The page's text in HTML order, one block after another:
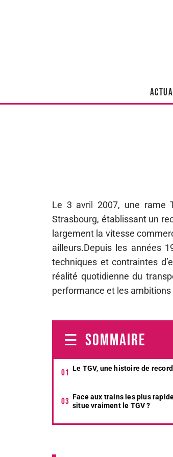
Le 3 avril 2007, une rame
Strasbourg, établissant un
largement la vitesse
ailleurs.Depuis les années
techniques et contraintes
réalité quotidienne du
performance et les
SOMMAIRE
Le TGV, une histoire de
Face aux trains les plus
situe vraiment le TGV ?